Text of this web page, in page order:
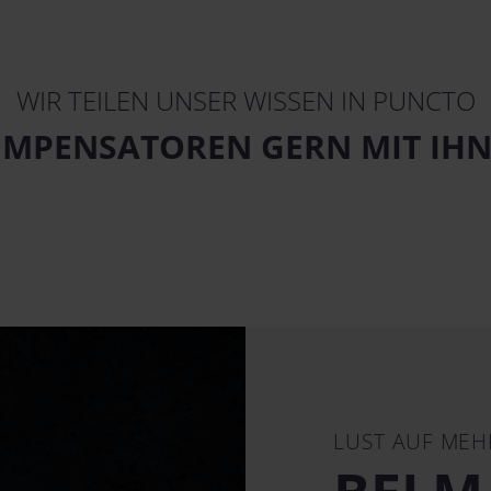
WIR TEILEN UNSER WISSEN IN PUNCTO
GERN MIT
LUST AUF